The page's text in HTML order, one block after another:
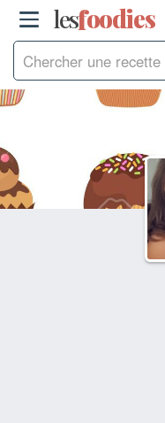
lesfoodies